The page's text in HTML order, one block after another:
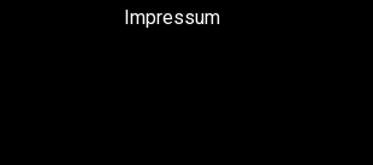
Impressum